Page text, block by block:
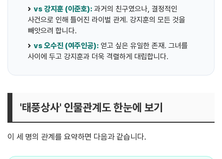
vs 강지훈 (이준호): 과거의 친구였으나, 결정적인
사건으로 인해 틀어진 라이벌 관계. 강지훈의 모든 것을
빼앗으려 합니다.
vs 오수진 (여주인공): 얻고 싶은 유일한 존재. 그녀를
사이에 두고 강지훈과 더욱 격렬하게 대립합니다.
'태풍상사' 인물관계도 한눈에 보기
이 세 명의 관계를 요약하면 다음과 같습니다.